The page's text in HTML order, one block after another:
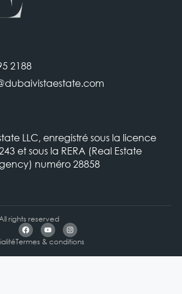
2188
LLC, enregistré sous la licence
et sous la RERA (Real Estate
numéro 28858
rights reserved
Termes & conditions